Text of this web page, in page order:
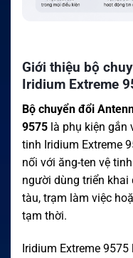
Giới thiệu bộ
Iridium Extreme
Bộ chuyển đổi
9575 là phụ kiện gắn
tinh Iridium Extreme
nối với ăng-ten vệ
người dùng triển khai
tàu, trạm làm việc
tạm thời.
Iridium Extreme